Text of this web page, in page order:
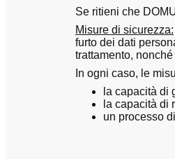
Se ritieni che
Misure di sicurezza:
furto dei dati
trattamento,
In ogni caso, le
la capacità di
la capacità di
un processo